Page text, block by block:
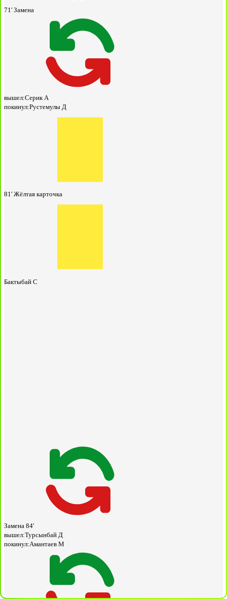
71' Замена
вышел:Серик А
покинул:Рустемулы Д
81' Жёлтая карточка
Бактыбай С
Замена 84'
вышел:Турсынбай Д
покинул:Амантаев М